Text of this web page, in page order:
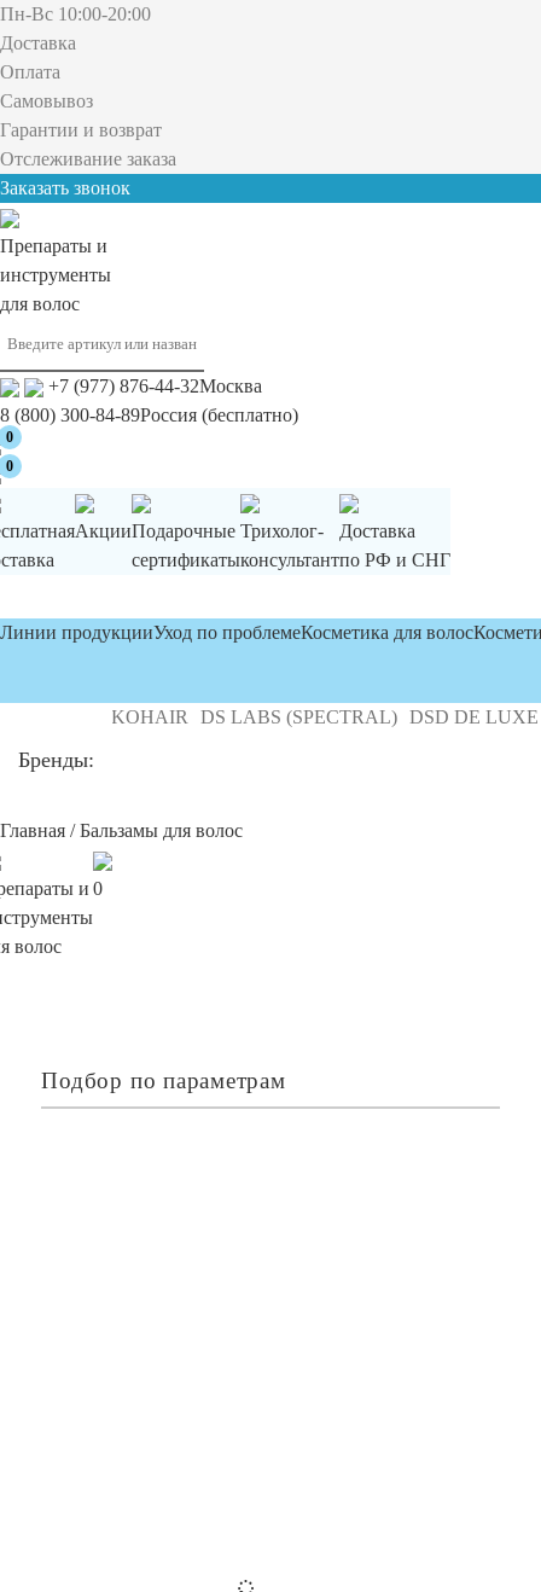
Пн-Вс 10:00-20:00
Доставка
Оплата
Самовывоз
Гарантии и возврат
Отслеживание заказа
Заказать звонок
Препараты и
инструменты
для волос
+7 (977) 876-44-32Москва
8 (800) 300-84-89Россия (бесплатно)
0
0
АкцииПодарочные
сертификаты
Трихолог-
консультант
Доставка
по РФ и СНГ
Линии продукцииУход по проблемеКосметика для волос
Бренды:
DEKOHAIR DS LABS (SPECTRAL) DSD DE LUXE
Главная / Бальзамы для волос
и
волос
0
Подбор по параметрам